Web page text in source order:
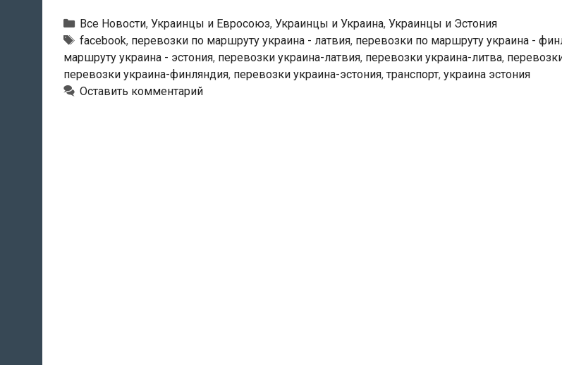
по
маршруту
Украина
—
Эстония
Рубрики
Все Новости, Украинцы и Евросоюз, Украинцы и Украина, Украинцы и Эстония
Метки
facebook, перевозки по маршруту украина - латвия, перевозки по маршруту украина -
маршруту украина - эстония, перевозки украина-латвия, перевозки украина-литва,
перевозки украина-финляндия, перевозки украина-эстония,транспорт, украина эстония
Оставить комментарий